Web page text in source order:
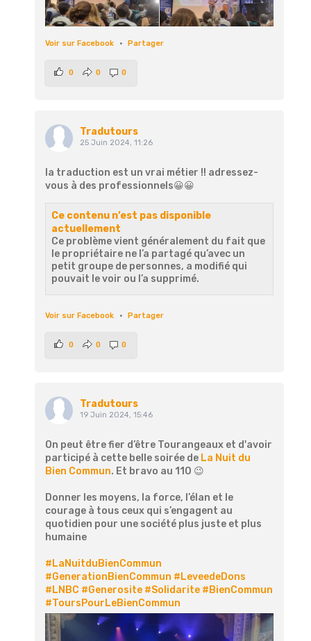
Voir sur Facebook · Partager
0 0 0
Tradutours
25 Juin 2024, 11:26
la traduction est un vrai métier !! adressez-
vous à des professionnels😀😀
Ce contenu n’est pas disponible
actuellement
Ce problème vient généralement du fait que
le propriétaire ne l’a partagé qu’avec un
petit groupe de personnes, a modifié qui
pouvait le voir ou l’a supprimé.
Voir sur Facebook · Partager
0 0 0
Tradutours
19 Juin 2024, 15:46
On peut être fier d’être Tourangeaux et d'avoir
participé à cette belle soirée de La Nuit du
Bien Commun. Et bravo au 110 😉
Donner les moyens, la force, l’élan et le
courage à tous ceux qui s’engagent au
quotidien pour une société plus juste et plus
humaine
#LaNuitduBienCommun
#GenerationBienCommun #LeveedeDons
#LNBC #Generosite #Solidarite #BienCommun
#ToursPourLeBienCommun